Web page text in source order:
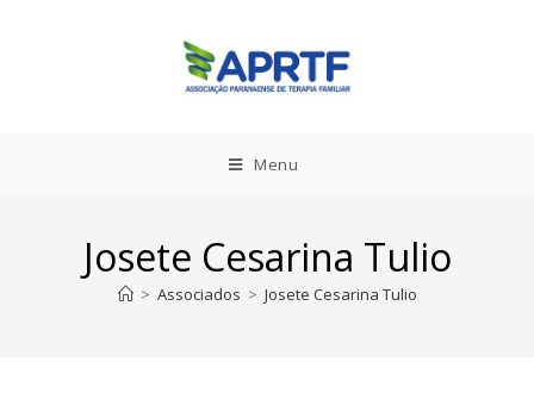
Menu
Josete Cesarina Tulio
> Associados > Josete Cesarina Tulio